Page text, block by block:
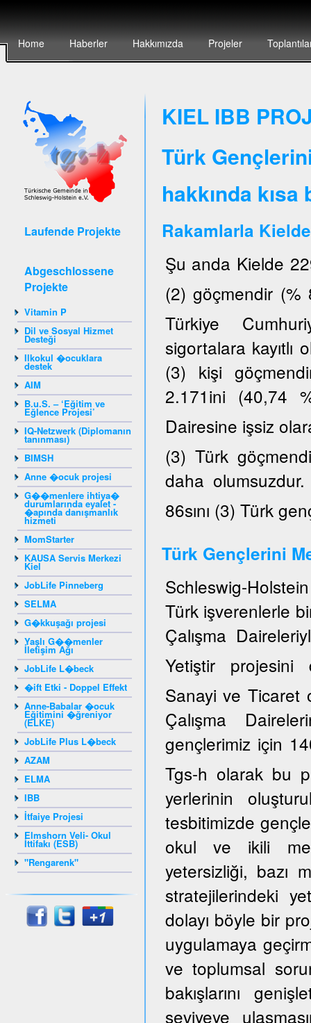
Home Haberler Hakkımızda Projeler
Laufende Projekte
Abgeschlossene
Projekte
Vitamin P
Dil ve Sosyal Hizmet
Desteği
Ilkokul �ocuklara
destek
AIM
B.u.S. – ‘Eğitim ve
Eğlence Projesi’
IQ-Netzwerk (Diplomanın
tanınması)
BIMSH
Anne �ocuk projesi
G��menlere ihtiya�
durumlarında eyalet -
�apında danışmanlık
hizmeti
MomStarter
KAUSA Servis Merkezi
Kiel
JobLife Pinneberg
SELMA
G�kkuşağı projesi
Yaşlı G��menler
İletişim Ağı
JobLife L�beck
�ift Etki - Doppel Effekt
Anne-Babalar �ocuk
Eğitimini �ğreniyor
(ELKE)
JobLife Plus L�beck
AZAM
ELMA
IBB
İtfaiye Projesi
Elmshorn Veli- Okul
İttifakı (ESB)
"Rengarenk"
KIEL IBB
Türk
hakkında
Rakamlarla
Şu anda Kielde
(2) göçmendir (%
Türkiye
sigortalara
(3) kişi
2.171ini (40,74
Dairesine işsiz
(3) Türk
daha
86sını (3) Türk
Türk Gençlerini
Schleswig-
Türk işverenlerle
Çalışma
Yetiştir
Sanayi ve Ticaret
Çalışma
gençlerimiz için
Tgs-h olarak bu
yerlerinin
tesbitimizde
okul ve ikili
yetersizliği, bazı
stratejilerindeki
dolayı böyle bir
uygulamaya
ve toplumsal
bakışlarını
seviyeye